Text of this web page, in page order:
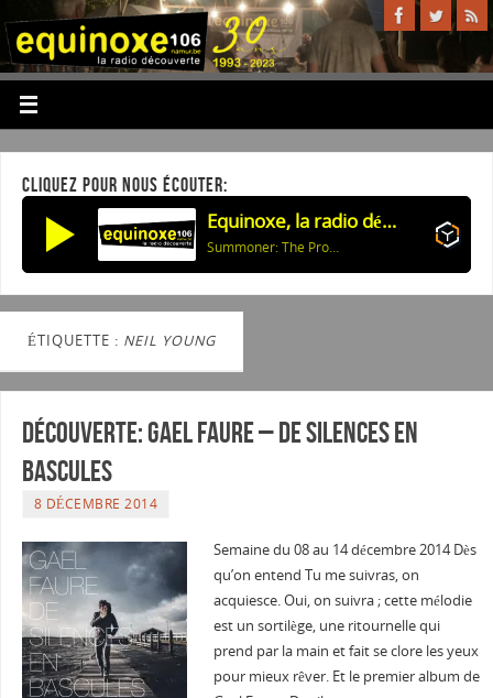
CLIQUEZ POUR NOUS ÉCOUTER:
Equinoxe, la radio découverte
Summoner: The Prophecy
ÉTIQUETTE : NEIL YOUNG
Découverte: Gael Faure – De silences en
bascules
8 DÉCEMBRE 2014
Semaine du 08 au 14 décembre 2014 Dès
qu’on entend Tu me suivras, on
acquiesce. Oui, on suivra ; cette mélodie
est un sortilège, une ritournelle qui
prend par la main et fait se clore les yeux
pour mieux rêver. Et le premier album de